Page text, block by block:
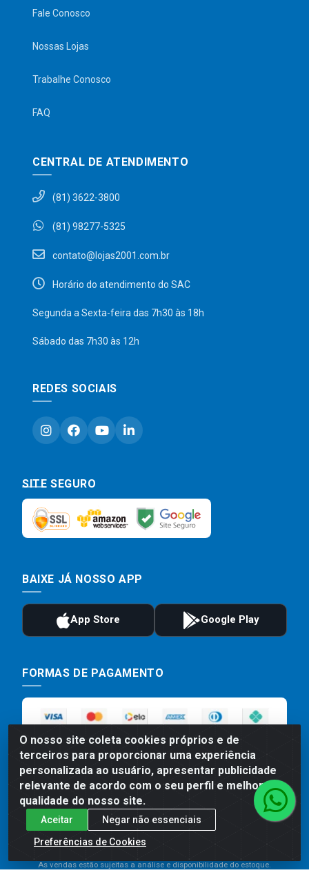
O nosso site coleta cookies próprios e de
terceiros para proporcionar uma experiência
personalizada ao usuário, apresentar publicidade
relevante de acordo com o seu perfil e melhorar a
qualidade do nosso site.
Aceitar
Negar não essenciais
Preferências de Cookies
Fale Conosco
Nossas Lojas
Trabalhe Conosco
FAQ
CENTRAL DE ATENDIMENTO
(81) 3622-3800
(81) 98277-5325
contato@lojas2001.com.br
Horário do atendimento do SAC
Segunda a Sexta-feira das 7h30 às 18h
Sábado das 7h30 às 12h
REDES SOCIAIS
SITE SEGURO
BAIXE JÁ NOSSO APP
FORMAS DE PAGAMENTO
Preços, promoções, condições de pagamento e frete são válidos
para compras realizadas exclusivamente pelo site. Caso haja
divergência de preço de um produto, será válido o preço que for
As vendas estão sujeitas a análise e disponibilidade do estoque.